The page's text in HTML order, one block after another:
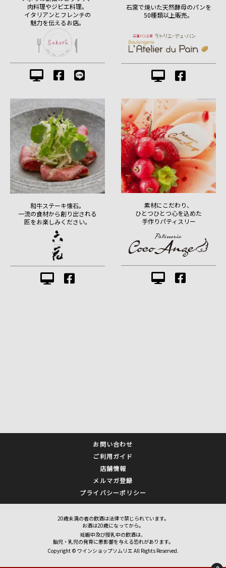
肉料理やジビエ料理。
イタリアンとフレンチの
魅力を伝えるお店。
石窯で焼いた天然酵母のパンを
50種類以上販売。
和牛ステーキ懐石。
一流の食材から創り出される
匠をお楽しみください。
素材にこだわり、
ひとつひとつ心を込めた
手作りパティスリー
お問い合わせ
ご利用ガイド
店舗情報
メルマガ登録
プライバシーポリシー
20歳未満の者の飲酒は法律で禁じられています。
お酒は20歳になってから。
妊娠中及び授乳中の飲酒は、
胎児・乳児の発育に悪影響を与える恐れがあります。
Copyright © ワインショップソムリエ All Rights Reserved.